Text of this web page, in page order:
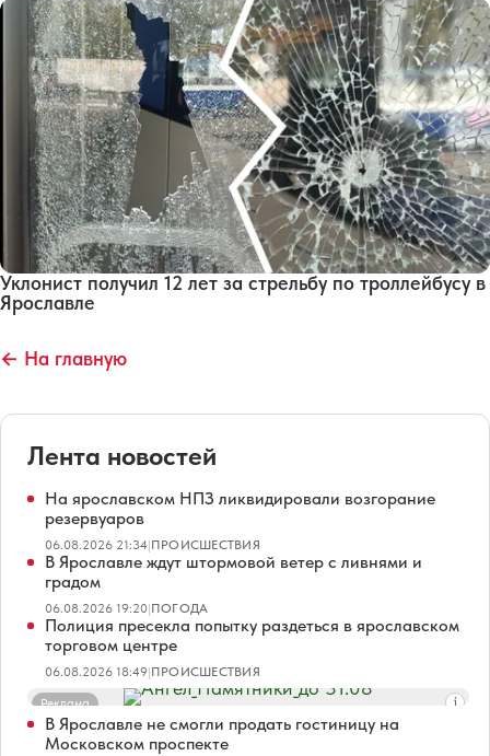
Уклонист получил 12 лет за стрельбу по троллейбусу в
Ярославле
← На главную
Лента новостей
На ярославском НПЗ ликвидировали возгорание
резервуаров
06.08.2026 21:34|ПРОИСШЕСТВИЯ
В Ярославле ждут штормовой ветер с ливнями и
градом
06.08.2026 19:20|ПОГОДА
Полиция пресекла попытку раздеться в ярославском
торговом центре
06.08.2026 18:49|ПРОИСШЕСТВИЯ
Реклама
В Ярославле не смогли продать гостиницу на
Московском проспекте